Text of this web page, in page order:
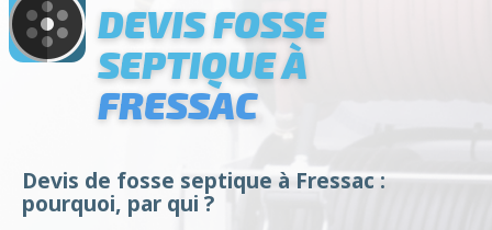
DEVIS FOSSE
SEPTIQUE À
FRESSAC
Devis de fosse septique à Fressac :
pourquoi, par qui ?